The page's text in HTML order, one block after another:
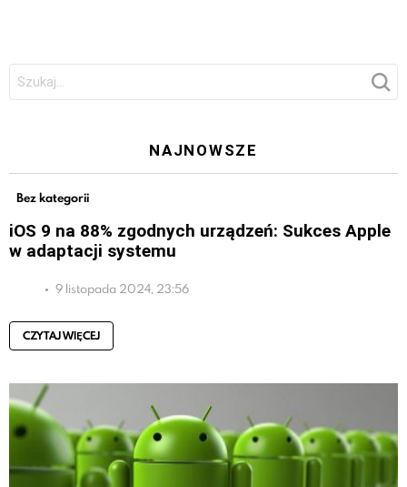
NAJNOWSZE
Bez kategorii
iOS 9 na 88% zgodnych urządzeń: Sukces Apple
w adaptacji systemu
9 listopada 2024, 23:56
CZYTAJ WIĘCEJ